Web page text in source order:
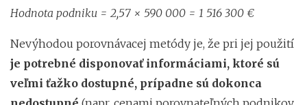
Hodnota podniku = 2,57 × 590 000 = 1 516 300 €
Nevýhodou porovnávacej metódy je, že pri jej použití
je potrebné disponovať informáciami, ktoré sú
veľmi ťažko dostupné, prípadne sú dokonca